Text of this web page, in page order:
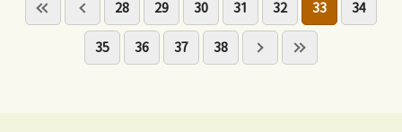
28 29 30 31 32 33 34
35 36 37 38